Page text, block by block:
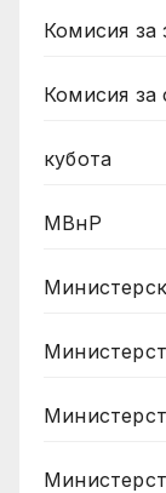
Комисия за
Комисия за
кубота
МВнР